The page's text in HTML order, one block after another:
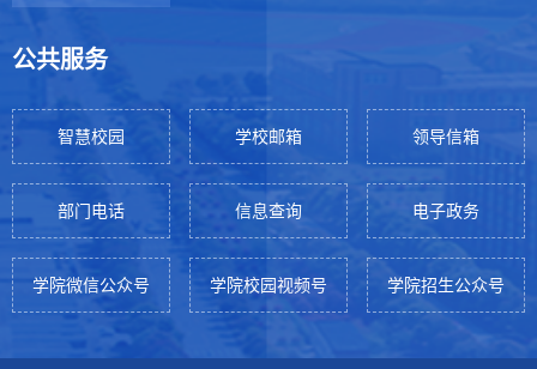
公共服务
智慧校园 学校邮箱 领导信箱
部门电话 信息查询 电子政务
学院微信公众号 学院校园视频号 学院招生公众号